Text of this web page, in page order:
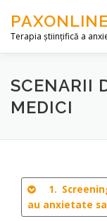
PAXONLINE
Terapia științifică a
DESPRE NOI
SCENARII
MEDICI
1.
au anxietate